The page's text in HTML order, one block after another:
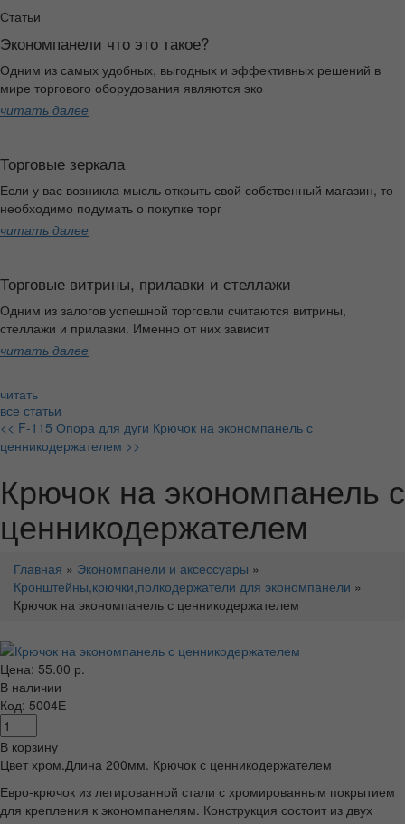
Статьи
Экономпанели что это такое?
Одним из самых удобных, выгодных и эффективных решений в
мире торгового оборудования являются эко
читать далее
Торговые зеркала
Если у вас возникла мысль открыть свой собственный магазин, то
необходимо подумать о покупке торг
читать далее
Торговые витрины, прилавки и стеллажи
Одним из залогов успешной торговли считаются витрины,
стеллажи и прилавки. Именно от них зависит
читать далее
читать
все статьи
<< F-115 Опора для дуги Крючок на экономпанель с
ценникодержателем >>
Крючок на экономпанель с
ценникодержателем
Главная » Экономпанели и аксессуары »
Кронштейны,крючки,полкодержатели для экономпанели »
Крючок на экономпанель с ценникодержателем
Цена: 55.00 р.
В наличии
Код: 5004Е
В корзину
Цвет хром.Длина 200мм. Крючок с ценникодержателем
Евро-крючок из легированной стали с хромированным покрытием
для крепления к экономпанелям. Конструкция состоит из двух